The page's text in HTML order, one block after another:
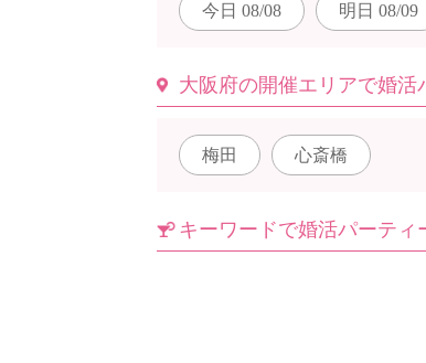
婚活パーティーの流れ
よくあるご質問
アフターアプローチとは
今日 08/08 明日 08/09
大阪府の開催エリアで婚活
梅田 心斎橋
キーワードで婚活パーティ